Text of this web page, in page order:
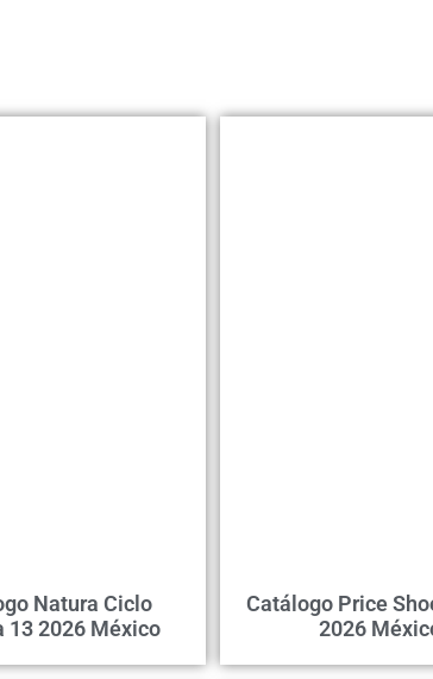
Natura Ciclo
13 2026 México
Catálogo Price
2026